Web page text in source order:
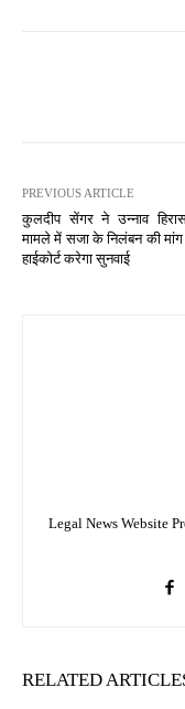
PREVIOUS ARTICLE
कुलदीप सेंगर ने उन्नाव
मामले में सजा के निलंबन की मांग
हाईकोर्ट करेगा सुनवाई
Legal News Website
RELATED